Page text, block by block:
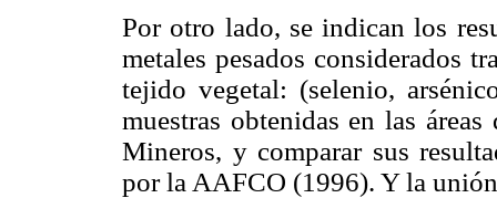
Por otro lado, se indican los
metales pesados considerados
tejido vegetal: (selenio,
muestras obtenidas en las
Mineros, y comparar sus
por la AAFCO (1996). Y la